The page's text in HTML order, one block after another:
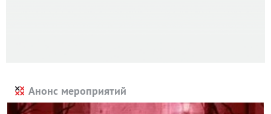
Анонс мероприятий